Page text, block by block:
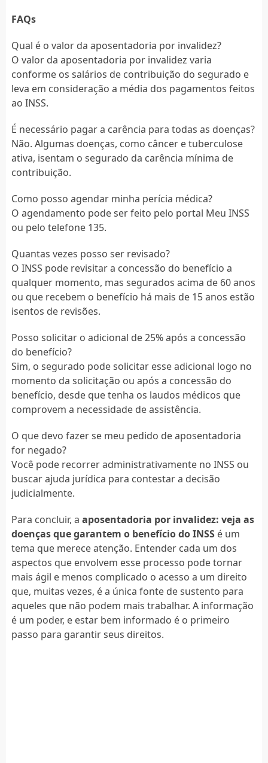
FAQs
Qual é o valor da aposentadoria por invalidez?
O valor da aposentadoria por invalidez varia
conforme os salários de contribuição do segurado e
leva em consideração a média dos pagamentos feitos
ao INSS.
É necessário pagar a carência para todas as doenças?
Não. Algumas doenças, como câncer e tuberculose
ativa, isentam o segurado da carência mínima de
contribuição.
Como posso agendar minha perícia médica?
O agendamento pode ser feito pelo portal Meu INSS
ou pelo telefone 135.
Quantas vezes posso ser revisado?
O INSS pode revisitar a concessão do benefício a
qualquer momento, mas segurados acima de 60 anos
ou que recebem o benefício há mais de 15 anos estão
isentos de revisões.
Posso solicitar o adicional de 25% após a concessão
do benefício?
Sim, o segurado pode solicitar esse adicional logo no
momento da solicitação ou após a concessão do
benefício, desde que tenha os laudos médicos que
comprovem a necessidade de assistência.
O que devo fazer se meu pedido de aposentadoria
for negado?
Você pode recorrer administrativamente no INSS ou
buscar ajuda jurídica para contestar a decisão
judicialmente.
Para concluir, a aposentadoria por invalidez: veja as
doenças que garantem o benefício do INSSé um
tema que merece atenção. Entender cada um dos
aspectos que envolvem esse processo pode tornar
mais ágil e menos complicado o acesso a um direito
que, muitas vezes, é a única fonte de sustento para
aqueles que não podem mais trabalhar. A informação
é um poder, e estar bem informado é o primeiro
passo para garantir seus direitos.